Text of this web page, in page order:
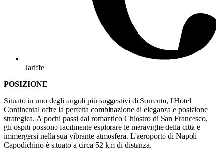
Tariffe
POSIZIONE
Situato in uno degli angoli più suggestivi di Sorrento, l'Hotel
Continental offre la perfetta combinazione di eleganza e posizione
strategica. A pochi passi dal romantico Chiostro di San Francesco,
gli ospiti possono facilmente esplorare le meraviglie della città e
immergersi nella sua vibrante atmosfera. L'aeroporto di Napoli
Capodichino è situato a circa 52 km di distanza.